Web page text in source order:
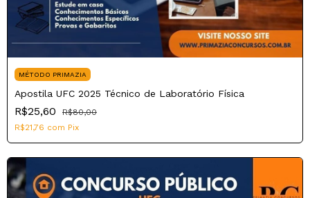
MÉTODO PRIMAZIA
Apostila UFC 2025 Técnico de Laboratório Física
R$25,60
R$80,00
R$21,76 com Pix